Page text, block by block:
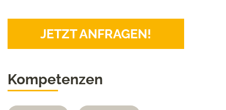
JETZT ANFRAGEN!
Kompetenzen